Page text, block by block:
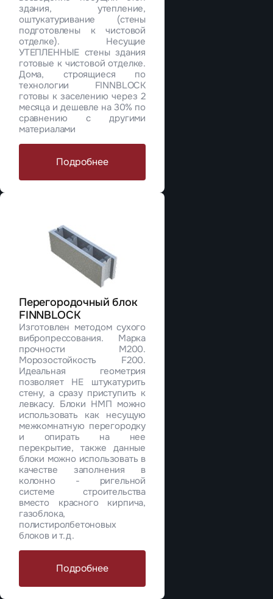
здания, утепление,
оштукатуривание (стены
подготовлены к чистовой
отделке). Несущие
УТЕПЛЕННЫЕ стены здания
готовые к чистовой отделке.
Дома, строящиеся по
технологии FINNBLOCK
готовы к заселению через 2
месяца и дешевле на 30% по
сравнению с другими
материалами
Подробнее
Перегородочный блок
FINNBLOCK
Изготовлен методом сухого
вибропрессования. Марка
прочности М200.
Морозостойкость F200.
Идеальная геометрия
позволяет НЕ штукатурить
стену, а сразу приступить к
левкасу. Блоки НМП можно
использовать как несущую
межкомнатную перегородку
и опирать на нее
перекрытие, также данные
блоки можно использовать в
качестве заполнения в
колонно - ригельной
системе строительства
вместо красного кирпича,
газоблока,
полистиролбетоновых
блоков и т.д.
Подробнее